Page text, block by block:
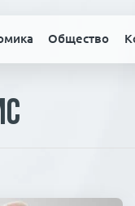
Общество